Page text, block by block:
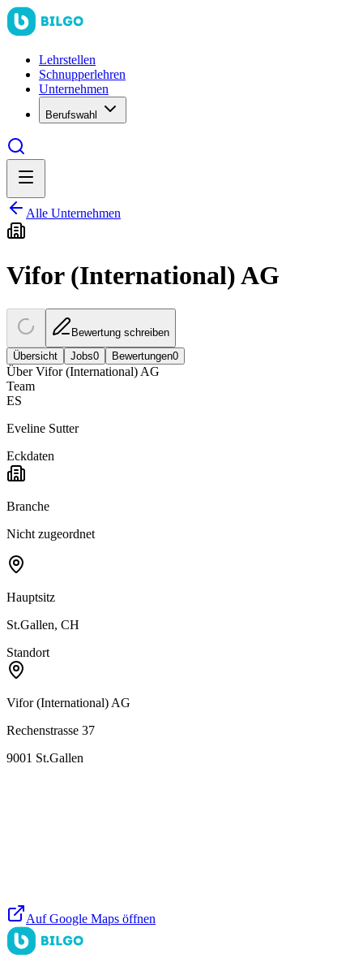
Lehrstellen
Schnupperlehren
Unternehmen
Berufswahl
Alle Unternehmen
Vifor (International) AG
Bewertung schreiben
Übersicht
Jobs0 Bewertungen0
ÜberVifor (International) AG
Team
ES
Eveline Sutter
Eckdaten
Branche
Nicht zugeordnet
Hauptsitz
St.Gallen, CH
Standort
Vifor (International) AG
Rechenstrasse 37
9001 St.Gallen
Auf Google Maps öffnen